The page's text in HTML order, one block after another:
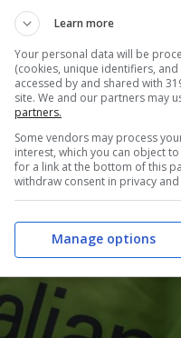
in ogni momento
in fila e
Learn more
Your personal data will be
(cookies, unique identifiers,
accessed by and shared with
site. We and our partners may
partners.
Some vendors may process
interest, which you can object
for a link at the bottom of this
withdraw consent in privacy
Manage options